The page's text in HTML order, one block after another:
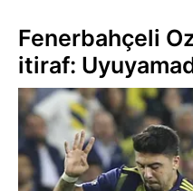
Fenerbahçeli
itiraf: